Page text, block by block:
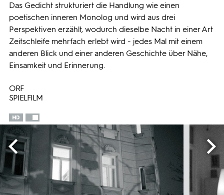
Das Gedicht strukturiert die Handlung wie einen
poetischen inneren Monolog und wird aus drei
Perspektiven erzählt, wodurch dieselbe Nacht in einer Art
Zeitschleife mehrfach erlebt wird - jedes Mal mit einem
anderen Blick und einer anderen Geschichte über Nähe,
Einsamkeit und Erinnerung.
ORF
SPIELFILM